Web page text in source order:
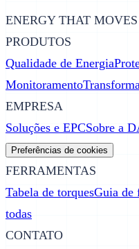
ENERGY THAT
PRODUTOS
Qualidade de Energia
Monitoramento
EMPRESA
Soluções e EPCSobre a
Preferências de cookies
FERRAMENTAS
Tabela de torquesGuia de
todas
CONTATO